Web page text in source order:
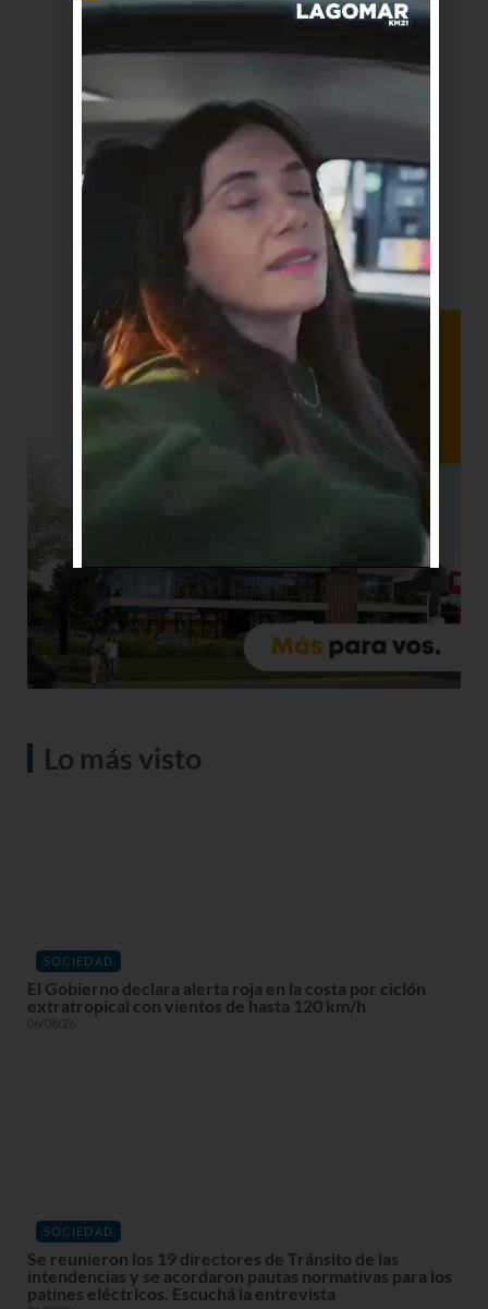
Lo más visto
SOCIEDAD
El Gobierno declara alerta roja en la costa por ciclón
extratropical con vientos de hasta 120 km/h
06/08/26
SOCIEDAD
Se reunieron los 19 directores de Tránsito de las
intendencias y se acordaron pautas normativas para los
patines eléctricos. Escuchá la entrevista